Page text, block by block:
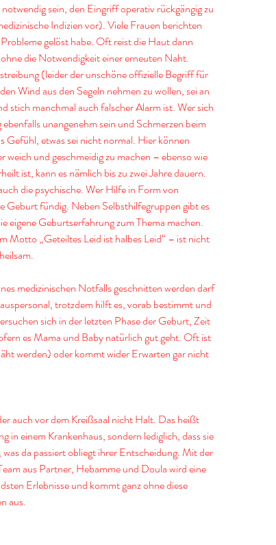
sein, den Eingriff operativ rückgängig zu
Indizien vor). Viele Frauen berichten
gelöst habe. Oft reist die Haut dann
die Notwendigkeit einer erneuten Naht.
(leider der unschöne offizielle Begriff für
Wind aus den Segeln nehmen zu wollen, sei an
stich manchmal auch falscher Alarm ist. Wer sich
unangenehm sein und Schmerzen beim
Gefühl, etwas sei nicht normal. Hier können
und geschmeidig zu machen – ebenso wie
ist, kann es nämlich bis zu zwei Jahre dauern.
die psychische. Wer Hilfe in Form von
fündig. Neben Selbsthilfegruppen gibt es
eigene Geburtserfahrung zum Thema machen.
Motto „Geteiltes Leid ist halbes Leid“ – ist nicht
medizinischen Notfalls geschnitten werden darf
trotzdem hilft es, vorab bestimmt und
sich in der letzten Phase der Geburt, Zeit
es Mama und Baby natürlich gut geht. Oft ist
werden) oder kommt wider Erwarten gar nicht
auch vor dem Kreißsaal nicht Halt. Das heißt
in einem Krankenhaus, sondern lediglich, dass sie
da passiert obliegt ihrer Entscheidung. Mit der
aus Partner, Hebamme und Doula wird eine
Erlebnisse und kommt ganz ohne diese
aus.